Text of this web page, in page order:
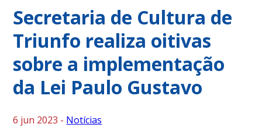
Secretaria de Cultura de
Triunfo realiza oitivas
sobre a implementação
da Lei Paulo Gustavo
6 jun 2023 - Notícias